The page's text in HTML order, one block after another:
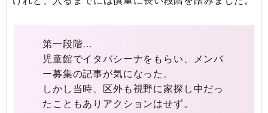
第一段階…
児童館でイタバシーナをもらい、メンバ
ー募集の記事が気になった。
しかし当時、区外も視野に家探し中だっ
たこともありアクションはせず。